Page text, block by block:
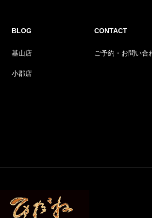
BLOG
基山店
小郡店
CONTACT
ご予約・お問い合